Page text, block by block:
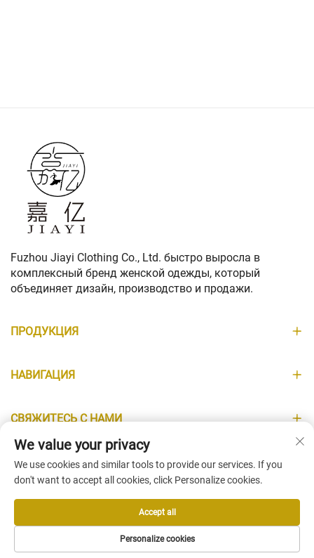
Fuzhou Jiayi Clothing Co., Ltd. быстро выросла в
комплексный бренд женской одежды, который
объединяет дизайн, производство и продажи.
ПРОДУКЦИЯ
НАВИГАЦИЯ
СВЯЖИТЕСЬ С НАМИ
ИНФОРМАЦИЯ
Copyright © Fuzhou Jiayi Clothing Co., Ltd. All Rights Reserved -
We value your privacy
We use cookies and similar tools to provide our services. If you
don't want to accept all cookies, click Personalize cookies.
Personalize cookies
Accept all